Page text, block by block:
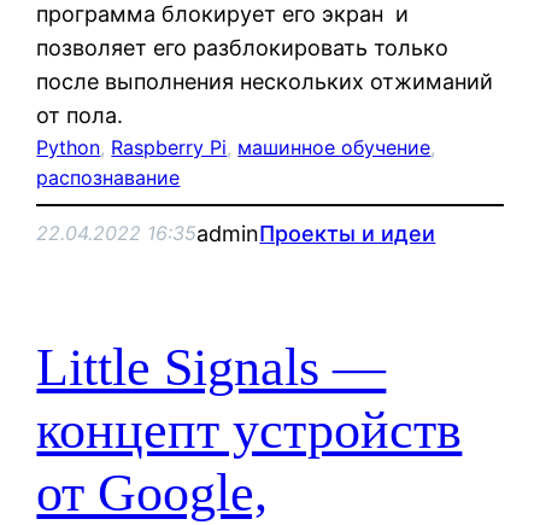
программа блокирует его экран и
позволяет его разблокировать только
после выполнения нескольких отжиманий
от пола.
Python, Raspberry Pi, машинное обучение
распознавание
22.04.2022 16:35adminПроекты и идеи
Little Signals —
концепт устройств
от Google,